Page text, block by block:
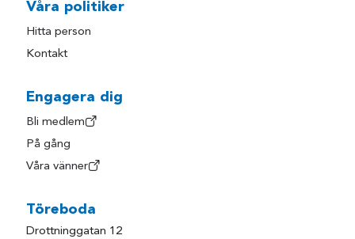
Våra politiker
Hitta person
Kontakt
Engagera dig
Bli medlem
På gång
Våra vänner
Töreboda
Drottninggatan 12